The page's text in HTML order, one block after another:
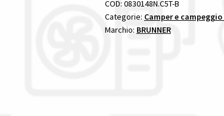
COD: 0830148N.C5T-B
Categorie: Camper e
Marchio: BRUNNER